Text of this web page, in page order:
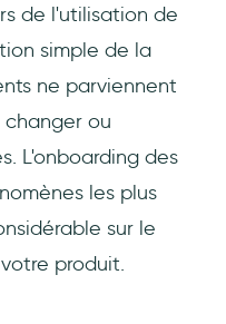
de l'utilisation de
simple de la
ne parviennent
changer ou
L'onboarding des
les plus
sur le
produit.